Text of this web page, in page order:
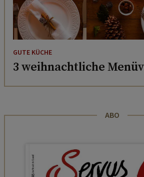
GUTE KÜCHE
3 weihnachtliche
ABO